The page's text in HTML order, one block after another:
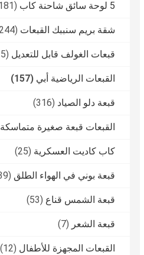
5 لوحة سائق شاحنة كاب (181)
شقة بريم سنببك القبعات (244)
قبعات الغولف قابل للتعديل (25)
القبعات الرياضية أبي (157)
قبعة دلو الصياد (316)
القبعات قبعة صغيرة متماسكة
كاب كاديت العسكرية (25)
قبعة بوني في الهواء الطلق (39)
قبعة الشمس قناع (53)
قبعة الشعر (7)
القبعات المجهزة للأطفال (12)